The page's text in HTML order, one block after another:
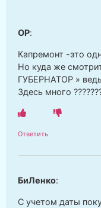
ОР:
Капремонт -это
Но куда же
ГУБЕРНАТОР »
Здесь много
Ответить
БиЛенко:
С учетом даты